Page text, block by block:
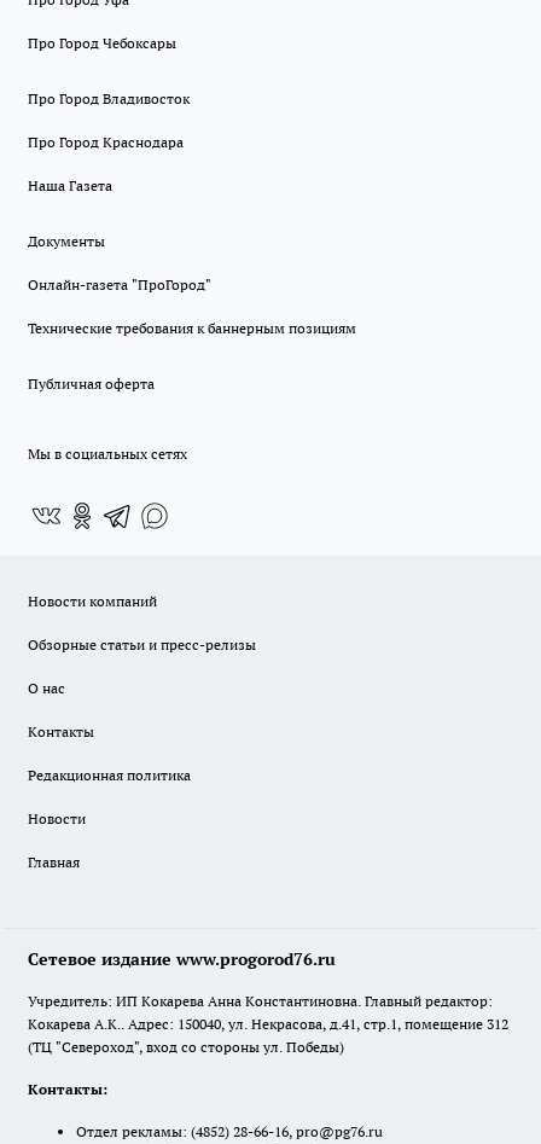
Про Город Чебоксары
Про Город Владивосток
Про Город Краснодара
Наша Газета
Документы
Онлайн-газета "ПроГород"
Технические требования к баннерным позициям
Публичная оферта
Мы в социальных сетях
Новости компаний
Обзорные статьи и пресс-релизы
О нас
Контакты
Редакционная политика
Новости
Главная
Сетевое издание www.progorod76.ru
Учредитель: ИП Кокарева Анна Константиновна. Главный редактор:
Кокарева А.К.. Адрес: 150040, ул. Некрасова, д.41, стр.1, помещение 312
(ТЦ "Североход", вход со стороны ул. Победы)
Контакты:
Отдел рекламы: (4852) 28-66-16, pro@pg76.ru